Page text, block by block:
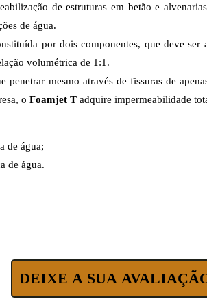
de estruturas em betão e
de água.
por dois componentes, que deve
volumétrica de 1:1.
penetrar mesmo através de fissuras de
o Foamjet T adquire impermeabilidade
de água;
de água.
DEIXE A SUA